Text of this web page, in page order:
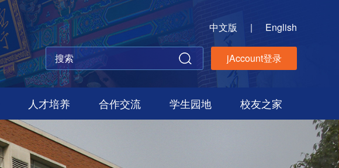
中文版 | English
jAccount登录
人才培养 合作交流 学生园地 校友之家